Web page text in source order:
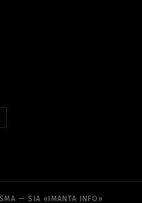
— SIA «IMANTA INFO»